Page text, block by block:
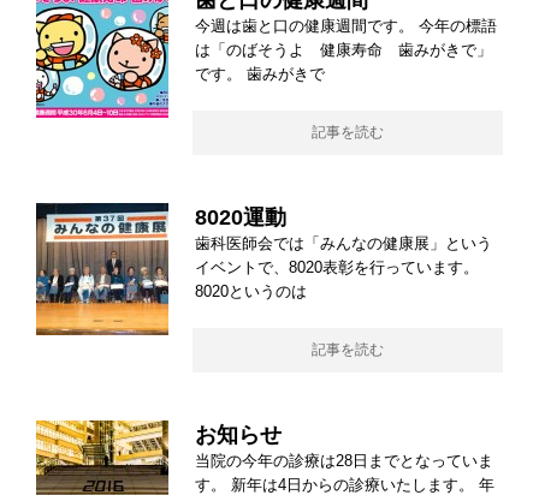
今週は歯と口の健康週間です。 今年の標語
は「のばそうよ 健康寿命 歯みがきで」
です。 歯みがきで
記事を読む
8020運動
歯科医師会では「みんなの健康展」という
イベントで、8020表彰を行っています。
8020というのは
記事を読む
お知らせ
当院の今年の診療は28日までとなっていま
す。 新年は4日からの診療いたします。 年